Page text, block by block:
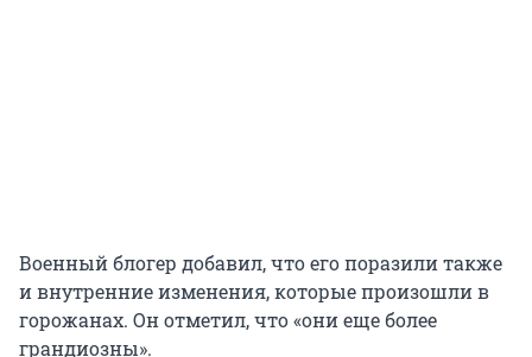
Военный блогер добавил, что его поразили также
и внутренние изменения, которые произошли в
горожанах. Он отметил, что «они еще более
грандиозны».